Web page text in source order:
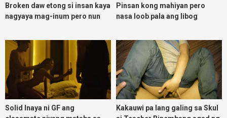
Broken daw etong si insan kaya
nagyaya mag-inum pero nun
Pinsan kong mahiyan pero
nasa loob pala ang libog
Solid Inaya ni GF ang
Kakauwi pa lang galing sa Skul